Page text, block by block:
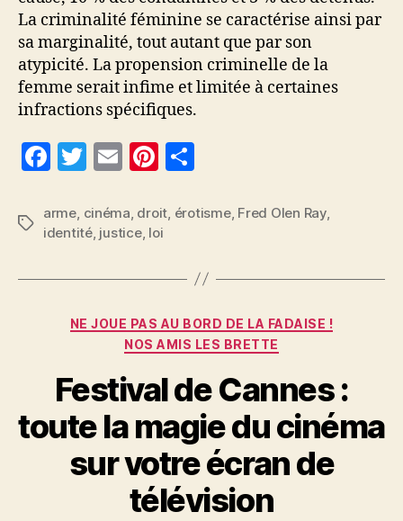
La criminalité féminine se caractérise ainsi par
sa marginalité, tout autant que par son
atypicité. La propension criminelle de la
femme serait infime et limitée à certaines
infractions spécifiques.
F
c
e
b
T
itt
er
E
ai
l
Pi
er
es
t
rt
g
Étiquettes
arme cinéma droit érotisme, Fred Olen Ray,
identité, justice, loi
Catégories
NE JOUE PAS AU BORD DE LA FADAISE !
NOS AMIS LES BRETTE
Festival de Cannes :
toute la magie du cinéma
sur votre écran de
télévision